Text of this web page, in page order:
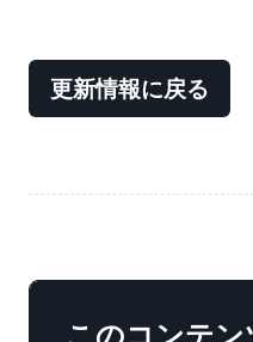
更新情報に戻る